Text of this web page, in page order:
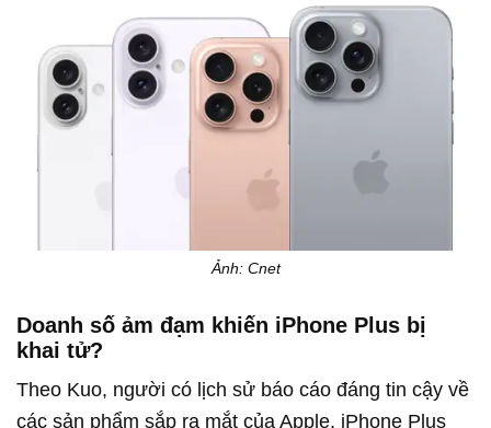
Ảnh: Cnet
Doanh số ảm đạm khiến iPhone Plus bị
khai tử?
Theo Kuo, người có lịch sử báo cáo đáng tin cậy về
các sản phẩm sắp ra mắt của Apple, iPhone Plus